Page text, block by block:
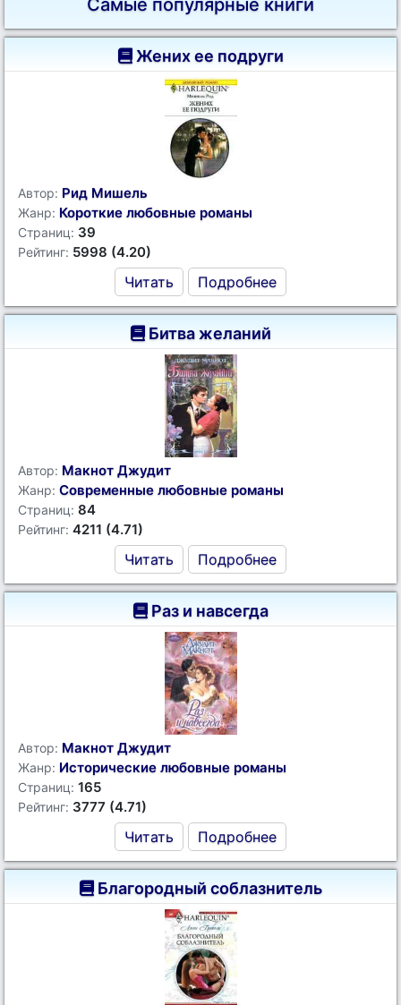
Самые популярные книги
Жених ее подруги
Автор: Рид Мишель
Жанр: Короткие любовные романы
Страниц: 39
Рейтинг: 5998 (4.20)
Читать Подробнее
Битва желаний
Автор: Макнот Джудит
Жанр: Современные любовные романы
Страниц: 84
Рейтинг: 4211 (4.71)
Читать Подробнее
Раз и навсегда
Автор: Макнот Джудит
Жанр: Исторические любовные романы
Страниц: 165
Рейтинг: 3777 (4.71)
Читать Подробнее
Благородный соблазнитель